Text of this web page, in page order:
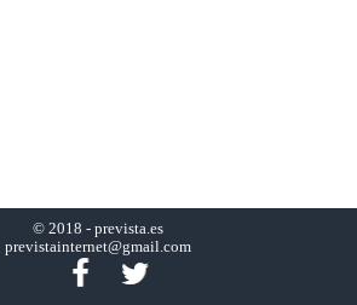
© 2018 - prevista.es
previstainternet@gmail.com